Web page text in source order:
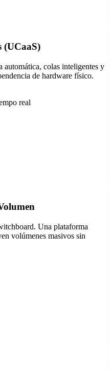
(UCaaS)
colas inteligentes y
de hardware físico.
real
Una plataforma
volúmenes masivos sin